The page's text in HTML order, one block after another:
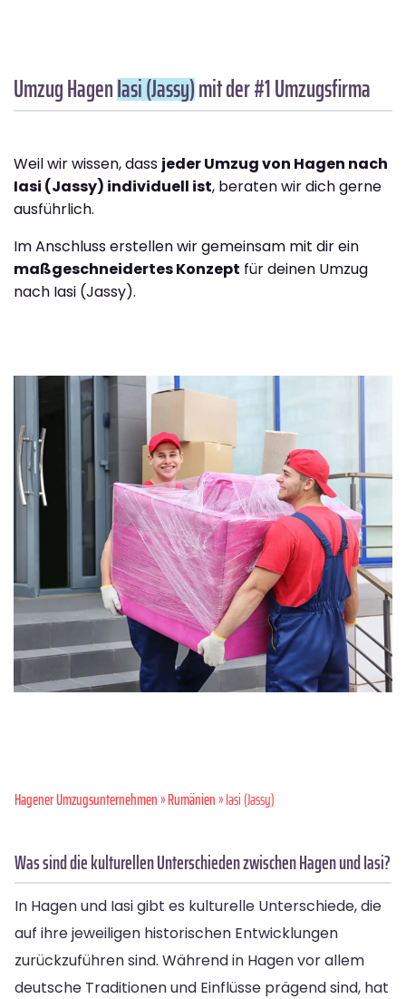
Umzug HagenIasi (Jassy)mit der #1 Umzugsfirma
Weil wir wissen, dass jeder Umzug von Hagen nach
Iasi (Jassy) individuell ist, beraten wir dich gerne
ausführlich.
Im Anschluss erstellen wir gemeinsam mit dir ein
maßgeschneidertes Konzept für deinen Umzug
nach Iasi (Jassy).
Hagener Umzugsunternehmen»Rumänien» Iasi (Jassy)
Was sind die kulturellen Unterschieden zwischen Hagen und Iasi?
In Hagen und Iasi gibt es kulturelle Unterschiede, die
auf ihre jeweiligen historischen Entwicklungen
zurückzuführen sind. Während in Hagen vor allem
deutsche Traditionen und Einflüsse prägend sind, hat